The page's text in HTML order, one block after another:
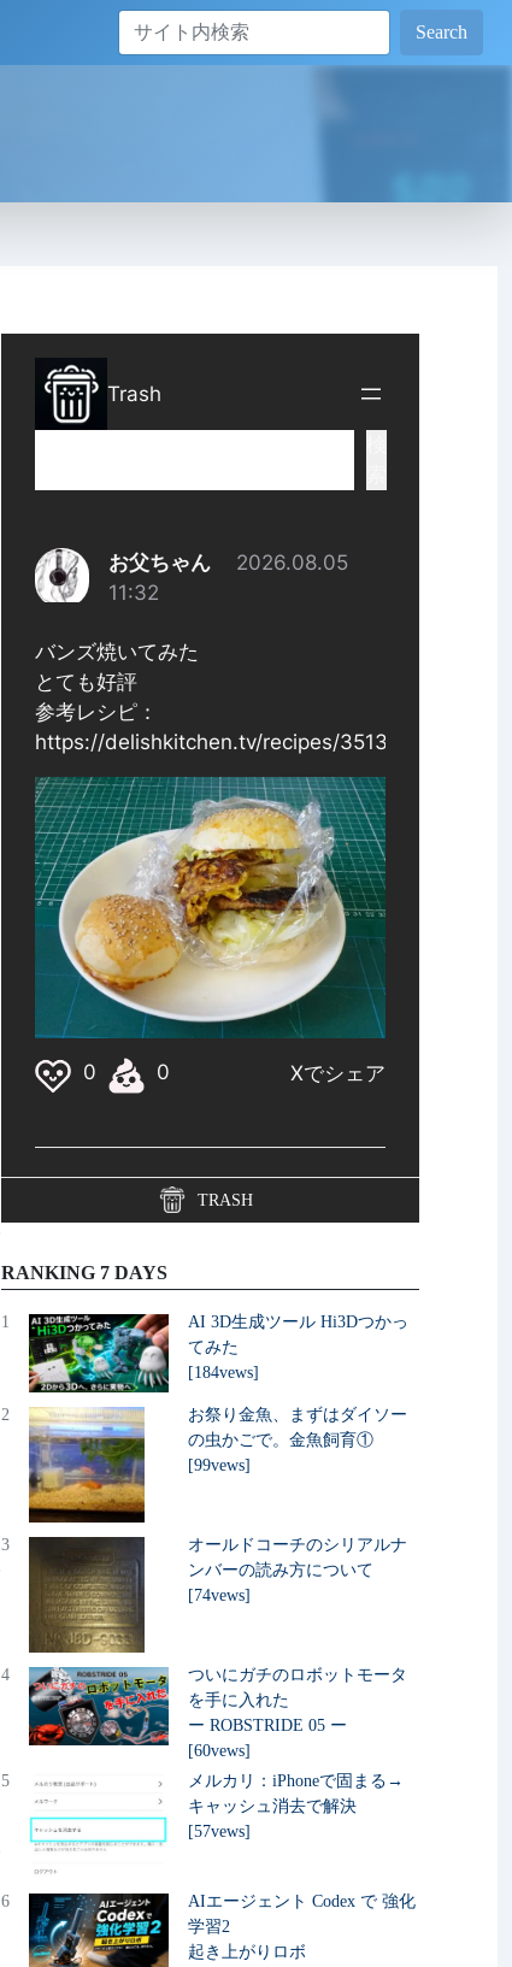
Search
TRASH
RANKING 7 DAYS
1
AI 3D生成ツール Hi3Dつかっ
てみた
[184vews]
2
お祭り金魚、まずはダイソー
の虫かごで。金魚飼育①
[99vews]
3
オールドコーチのシリアルナ
ンバーの読み方について
[74vews]
4
ついにガチのロボットモータ
を手に入れた
ー ROBSTRIDE 05 ー
[60vews]
5
メルカリ：iPhoneで固まる→
キャッシュ消去で解決
[57vews]
6
AIエージェント Codex で 強化
学習2
起き上がりロボ